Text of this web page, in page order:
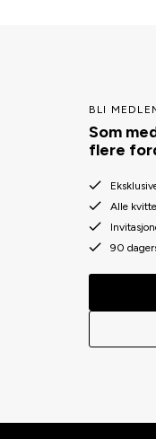
BLI
Som
flere
Alle
90